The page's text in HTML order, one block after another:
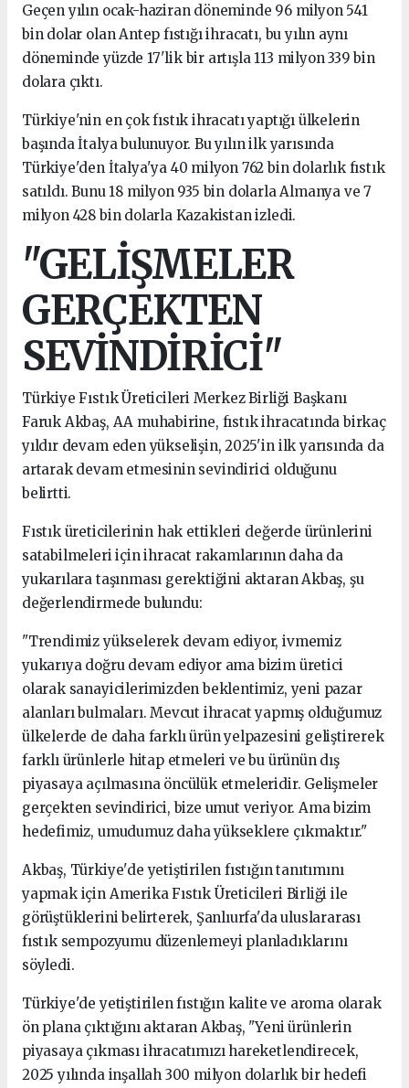
Geçen yılın ocak-haziran döneminde 96 milyon 541
bin dolar olan Antep fıstığı ihracatı, bu yılın aynı
döneminde yüzde 17'lik bir artışla 113 milyon 339 bin
dolara çıktı.
Türkiye'nin en çok fıstık ihracatı yaptığı ülkelerin
başında İtalya bulunuyor. Bu yılın ilk yarısında
Türkiye'den İtalya'ya 40 milyon 762 bin dolarlık fıstık
satıldı. Bunu 18 milyon 935 bin dolarla Almanya ve 7
milyon 428 bin dolarla Kazakistan izledi.
"GELİŞMELER
GERÇEKTEN
SEVİNDİRİCİ"
Türkiye Fıstık Üreticileri Merkez Birliği Başkanı
Faruk Akbaş, AA muhabirine, fıstık ihracatında birkaç
yıldır devam eden yükselişin, 2025'in ilk yarısında da
artarak devam etmesinin sevindirici olduğunu
belirtti.
Fıstık üreticilerinin hak ettikleri değerde ürünlerini
satabilmeleri için ihracat rakamlarının daha da
yukarılara taşınması gerektiğini aktaran Akbaş, şu
değerlendirmede bulundu:
"Trendimiz yükselerek devam ediyor, ivmemiz
yukarıya doğru devam ediyor ama bizim üretici
olarak sanayicilerimizden beklentimiz, yeni pazar
alanları bulmaları. Mevcut ihracat yapmış olduğumuz
ülkelerde de daha farklı ürün yelpazesini geliştirerek
farklı ürünlerle hitap etmeleri ve bu ürünün dış
piyasaya açılmasına öncülük etmeleridir. Gelişmeler
gerçekten sevindirici, bize umut veriyor. Ama bizim
hedefimiz, umudumuz daha yükseklere çıkmaktır."
Akbaş, Türkiye'de yetiştirilen fıstığın tanıtımını
yapmak için Amerika Fıstık Üreticileri Birliği ile
görüştüklerini belirterek, Şanlıurfa'da uluslararası
fıstık sempozyumu düzenlemeyi planladıklarını
söyledi.
Türkiye'de yetiştirilen fıstığın kalite ve aroma olarak
ön plana çıktığını aktaran Akbaş, "Yeni ürünlerin
piyasaya çıkması ihracatımızı hareketlendirecek,
2025 yılında inşallah 300 milyon dolarlık bir hedefi